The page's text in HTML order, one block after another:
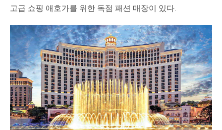
고급 쇼핑 애호가를 위한 독점 패션 매장이 있다.